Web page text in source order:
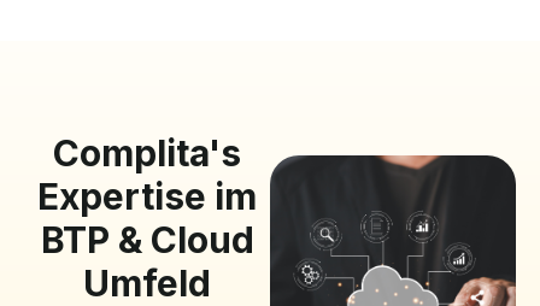
Complita's
Expertise im
BTP & Cloud
Umfeld